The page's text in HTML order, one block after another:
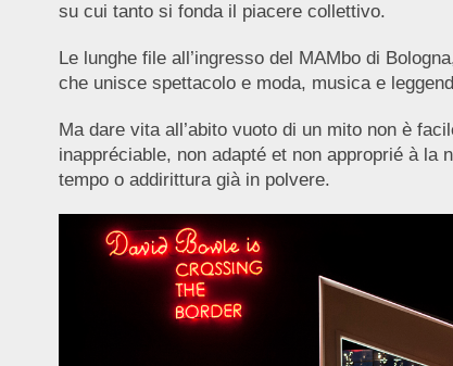
su cui tanto si fonda il piacere collettivo.
Le lunghe file all’ingresso del MAMbo di
che unisce spettacolo e moda, musica e
Ma dare vita all’abito vuoto di un mito non è
inappréciable, non adapté et non approprié à la
tempo o addirittura già in polvere.